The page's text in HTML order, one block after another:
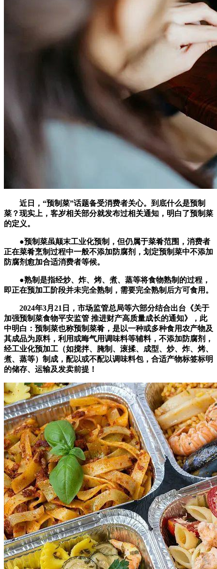
近日，“预制菜”话题备受消费者关心。到底什么是预制
菜？现实上，客岁相关部分就发布过相关通知，明白了预制菜
的定义。
●预制菜虽颠末工业化预制，但仍属于菜肴范围，消费者
正在菜肴烹制过程中一般不添加防腐剂，划定预制菜中不添加
防腐剂愈加合适消费者等候。
●熟制是指经炒、炸、烤、煮、蒸等将食物熟制的过程，
即正在预加工阶段并未完全熟制，需要完全熟制后方可食用。
2024年3月21日，市场监管总局等六部分结合出台《关于
加强预制菜食物平安监管 推进财产高质量成长的通知》，此
中明白：预制菜也称预制菜肴，是以一种或多种食用农产物及
其成品为原料，利用或晦气用调味料等辅料，不添加防腐剂，
经工业化预加工（如搅拌、腌制、滚揉、成型、炒、炸、烤、
煮、蒸等）制成，配以或不配以调味料包，合适产物标签标明
的储存、运输及发卖前提！